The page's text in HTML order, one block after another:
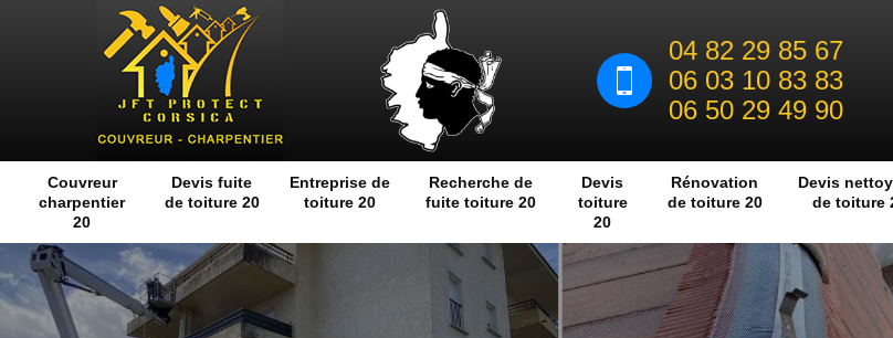
04 82 29 85 67
06 03 10 83 83
06 50 29 49 90
Couvreur
charpentier
20
Devis fuite
de toiture 20
Entreprise de
toiture 20
Recherche de
fuite toiture 20
Devis
toiture
20
Rénovation
de toiture 20
Devis
de toiture